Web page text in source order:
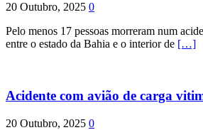
20 Outubro, 2025 0
Pelo menos 17 pessoas morreram num
entre o estado da Bahia e o interior de […]
Acidente com avião de carga
20 Outubro, 2025 0